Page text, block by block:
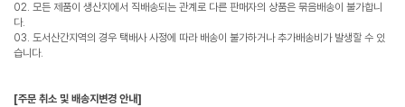
02. 모든 제품이 생산지에서 직배송되는 관계로 다른 판매자의 상품은 묶음배송이 불가합니
다.
03. 도서산간지역의 경우 택배사 사정에 따라 배송이 불가하거나 추가배송비가 발생할 수 있
습니다.
[주문 취소 및 배송지변경 안내]